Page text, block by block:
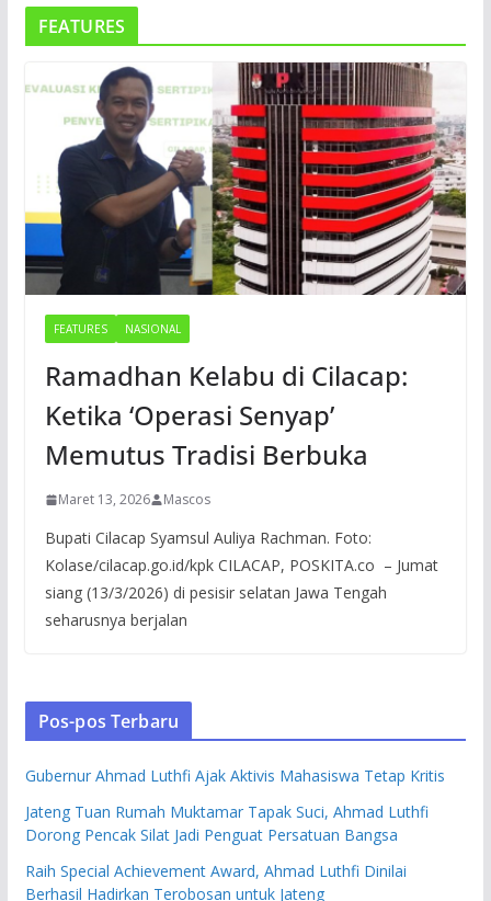
FEATURES
FEATURES NASIONAL
Ramadhan Kelabu di Cilacap:
Ketika ‘Operasi Senyap’
Memutus Tradisi Berbuka
Maret 13, 2026 Mascos
Bupati Cilacap Syamsul Auliya Rachman. Foto:
Kolase/cilacap.go.id/kpk CILACAP, POSKITA.co – Jumat
siang (13/3/2026) di pesisir selatan Jawa Tengah
seharusnya berjalan
Pos-pos Terbaru
Gubernur Ahmad Luthfi Ajak Aktivis Mahasiswa Tetap Kritis
Jateng Tuan Rumah Muktamar Tapak Suci, Ahmad Luthfi
Dorong Pencak Silat Jadi Penguat Persatuan Bangsa
Raih Special Achievement Award, Ahmad Luthfi Dinilai
Berhasil Hadirkan Terobosan untuk Jateng